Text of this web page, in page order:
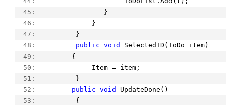
  45:
               }
  46:
            }
  47:
        }
  48:
public void
SelectedID(ToDo item)
  49:
       {
  50:
            Item = item;
  51:
        }
  52:
public void
UpdateDone()
  53:
        {